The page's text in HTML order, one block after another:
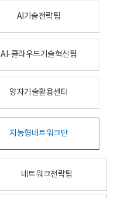
AI기술전략팀
AI-클라우드기술혁신팀
양자기술활용센터
지능형네트워크단
네트워크전략팀